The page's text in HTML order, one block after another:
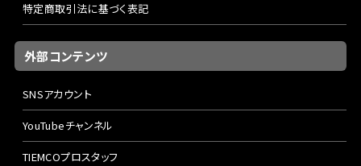
特定商取引法に基づく表記
外部コンテンツ
SNSアカウント
YouTubeチャンネル
TIEMCOプロスタッフ